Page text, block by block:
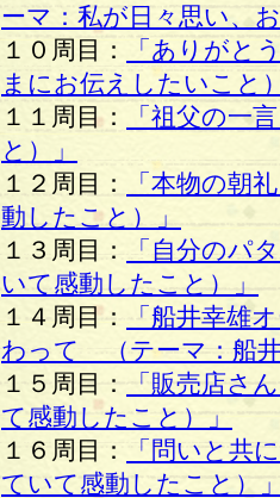
ーマ：私が日々思い、
１０周目：
「ありがと
まにお伝えしたいこと
１１周目：
「祖父の一
と）」
１２周目：
「本物の朝
動したこと）」
１３周目：
「自分のパ
いて感動したこと）」
１４周目：
「船井幸雄
わって （テーマ：船
１５周目：
「販売店さ
て感動したこと）」
１６周目：
「問いと共
ていて感動したこと）